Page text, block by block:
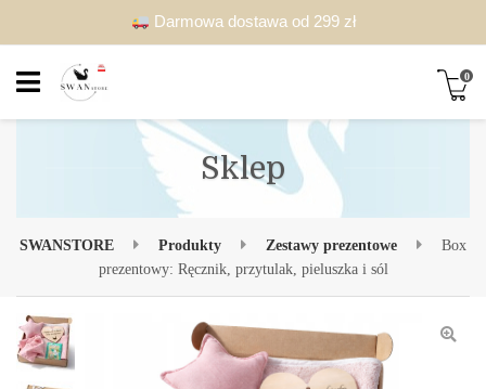
Darmowa dostawa od 299 zł
0
Sklep
SWANSTORE Produkty Zestawy prezentowe
Box
prezentowy: Ręcznik, przytulak, pieluszka i sól